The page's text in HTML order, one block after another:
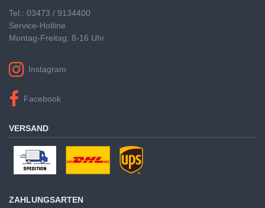
Tel.: 03473 / 9134400
Service-Hotline
Montag-Freitag: 8-16 Uhr
Instagram
Facebook
VERSAND
ZAHLUNGSARTEN